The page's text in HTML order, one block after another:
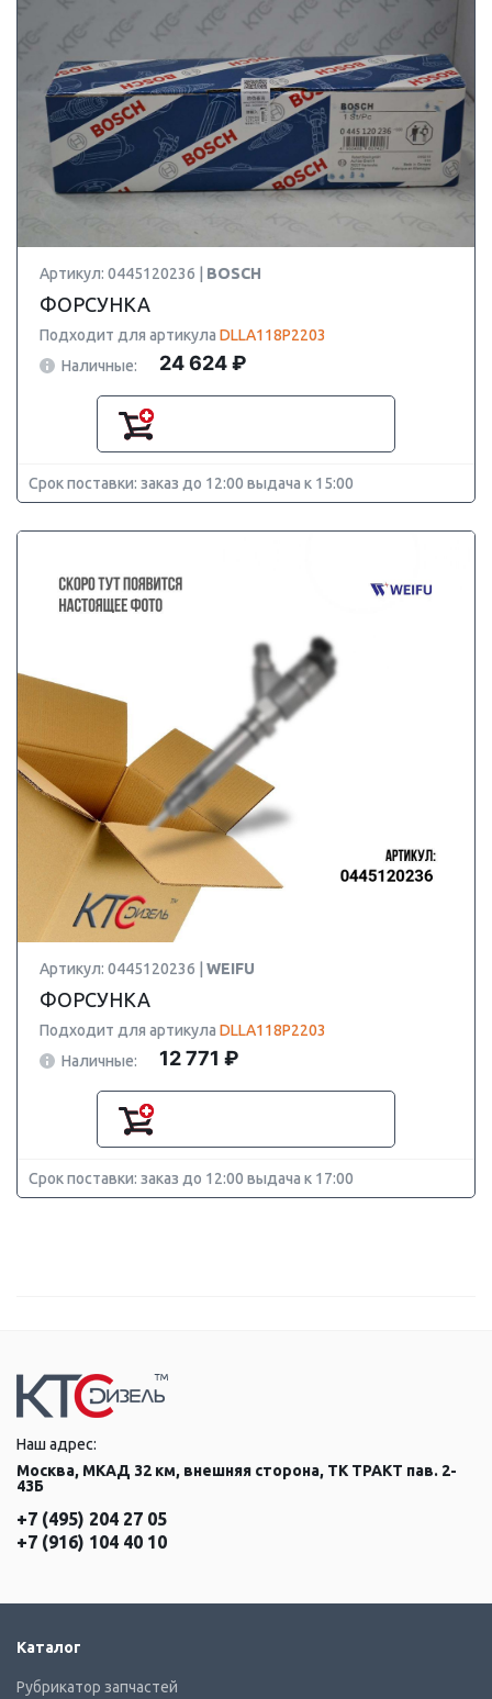
Артикул: 0445120236 | BOSCH
ФОРСУНКА
Подходит для артикула DLLA118P2203
Наличные:
24 624 ₽
Срок поставки: заказ до 12:00 выдача к 15:00
Артикул: 0445120236 | WEIFU
ФОРСУНКА
Подходит для артикула DLLA118P2203
Наличные:
12 771 ₽
Срок поставки: заказ до 12:00 выдача к 17:00
Наш адрес:
Москва, МКАД 32 км, внешняя сторона, ТК ТРАКТ пав. 2-
43Б
+7 (495) 204 27 05
+7 (916) 104 40 10
Каталог
Рубрикатор запчастей